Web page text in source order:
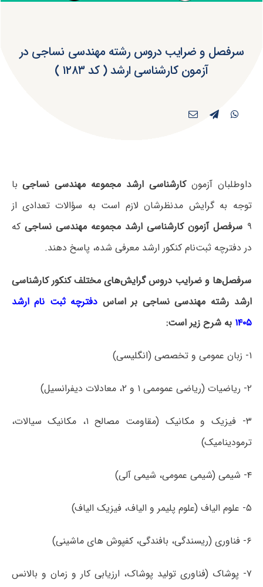
سرفصل و ضرایب دروس رشته مهندسی نساجی در
آزمون کارشناسی ارشد ( کد ۱۲۸۳ )
داوطلبان آزمونکارشناسی ارشد مجموعه مهندسی نساجیبا
توجه به گرایش مدنظرشان لازم است به سؤالات تعدادی از
۹ سرفصل آزمون کارشناسی ارشد مجموعه مهندسی نساجی که
در دفترچه‌ ثبت‌نام کنکور ارشد معرفی شده، پاسخ دهند.
سرفصل‌ها و ضرایب دروس گرایش‌های مختلف کنکور کارشناسی
ارشد رشته مهندسی نساجی بر اساس دفترچه ثبت نام ارشد
۱۴۰۵ به شرح زیر است:
۱- زبان عمومی و تخصصی (انگلیسی)
۲- ریاضیات (ریاضی عموممی ۱ و ۲، معادلات دیفرانسیل)
۳- فیزیک و مکانیک (مقاومت مصالح ۱، مکانیک سیالات،
ترمودینامیک)
۴- شیمی (شیمی عمومی، شیمی آلی)
۵- علوم الیاف (علوم پلیمر و الیاف، فیزیک الیاف)
۶- فناوری (ریسندگی، بافندگی، کفپوش های ماشینی)
۷- پوشاک (فناوری تولید پوشاک، ارزیابی کار و زمان و بالانس